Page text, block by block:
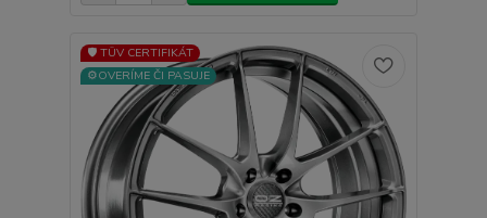
🛡️ TÜV CERTIFIKÁT
⚙️OVERÍME ČI PASUJE